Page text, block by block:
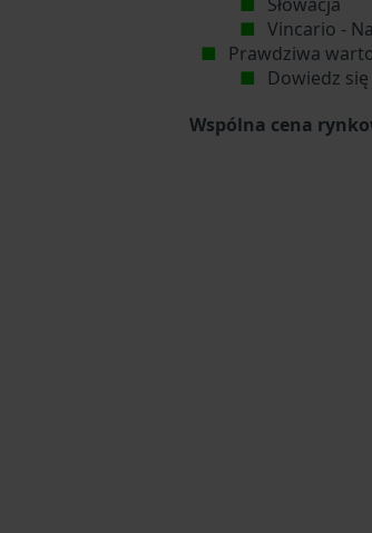
Vincario -
Prawdziwa
Dowiedz
Wspólna cena